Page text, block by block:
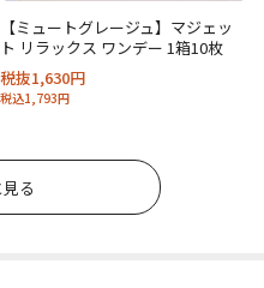
【ミュートグレージュ】マジェッ
ト リラックス ワンデー 1箱10枚
税抜1,630円
税込1,793円
る